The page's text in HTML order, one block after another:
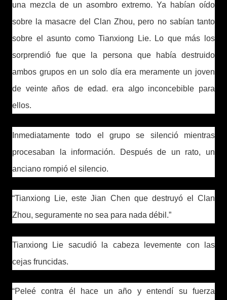
una mezcla de un asombro extremo. Ya habían oído
sobre la masacre del Clan Zhou, pero no sabían tanto
sobre el asunto como Tianxiong Lie. Lo que más los
sorprendió fue que la persona que había destruido
ambos grupos en un solo día era meramente un joven
de veinte años de edad. era algo inconcebible para
ellos.
Inmediatamente todo el grupo se silenció mientras
procesaban la información. Después de un rato, un
anciano rompió el silencio.
“Tianxiong Lie, este Jian Chen que destruyó el Clan
Zhou, seguramente no sea para nada débil.”
Tianxiong Lie sacudió la cabeza levemente con las
cejas fruncidas.
“Peleé contra él hace un año y entendí su fuerza